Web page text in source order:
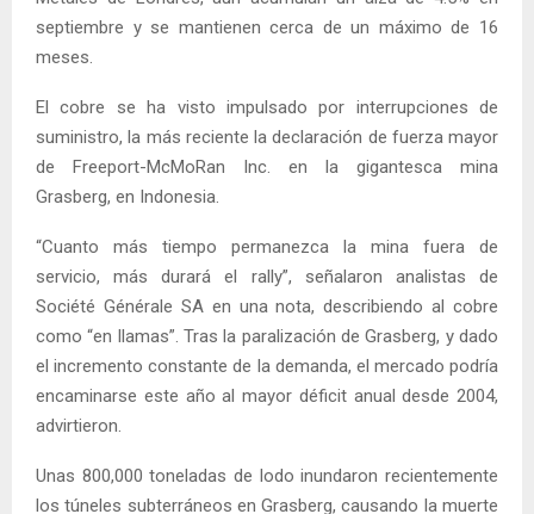
septiembre y se mantienen cerca de un máximo de 16
meses.
El cobre se ha visto impulsado por interrupciones de
suministro, la más reciente la declaración de fuerza mayor
de Freeport-McMoRan Inc. en la gigantesca mina
Grasberg, en Indonesia.
“Cuanto más tiempo permanezca la mina fuera de
servicio, más durará el rally”, señalaron analistas de
Société Générale SA en una nota, describiendo al cobre
como “en llamas”. Tras la paralización de Grasberg, y dado
el incremento constante de la demanda, el mercado podría
encaminarse este año al mayor déficit anual desde 2004,
advirtieron.
Unas 800,000 toneladas de lodo inundaron recientemente
los túneles subterráneos en Grasberg, causando la muerte